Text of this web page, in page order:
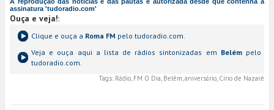
assinatura 'tudoradio.com'
Ouça e veja!:
Clique e ouça a Roma FM pelo tudoradio.com.
Veja e ouça aqui a lista de rádios sintonizadas em Belémpelo
tudoradio.com.
Tags: Rádio, FM O Dia, Belém, aniversário, Círio de Nazaré